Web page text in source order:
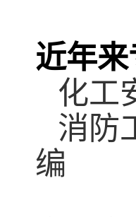
近年
化工
消防
编